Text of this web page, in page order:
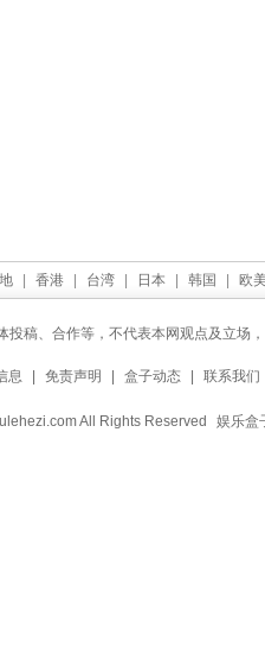
香港 台湾 日本 韩国 欧
投稿、合作等，不代表本网观点及立场
息 免责声明 盒子动态 联系我们
All Rights Reserved 娱乐盒